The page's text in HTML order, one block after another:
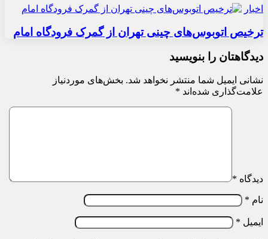
اخبار
ترخیص اتوبوس‌های چینی تهران از گمرک فرودگاه امام
دیدگاهتان را بنویسید
نشانی ایمیل شما منتشر نخواهد شد. بخش‌های موردنیاز
علامت‌گذاری شده‌اند *
دیدگاه *
نام *
ایمیل *